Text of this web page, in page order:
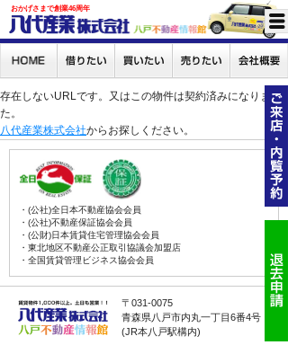
おかげさまで創業46周年
存在しないURLです。又はこの物件は契約済みになりまし
た。
八代産業株式会社からお探しください。
・(公社)全日本不動産協会会員
・(公社)不動産保証協会会員
・(公財)日本賃貸住宅管理協会会員
・東北地区不動産公正取引協議会加盟店
・全国賃貸管理ビジネス協会会員
〒031-0075
青森県八戸市内丸一丁目6番4号
(JR本八戸駅構内)